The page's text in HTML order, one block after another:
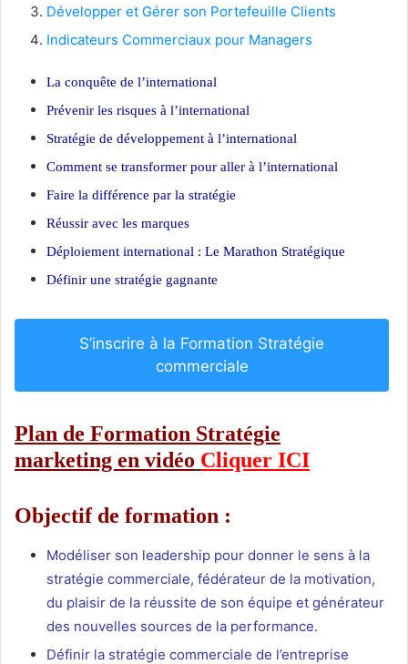
Développer et Gérer son Portefeuille Clients
Indicateurs Commerciaux pour Managers
La conquête de l’international
Prévenir les risques à l’international
Stratégie de développement à l’international
Comment se transformer pour aller à l’international
Faire la différence par la stratégie
Réussir avec les marques
Déploiement international : Le Marathon Stratégique
Définir une stratégie gagnante
S’inscrire à la Formation Stratégie
commerciale
Plan de Formation Stratégie
marketing en vidéo Cliquer ICI
Objectif de formation :
Modéliser son leadership pour donner le sens à la
stratégie commerciale, fédérateur de la motivation,
du plaisir de la réussite de son équipe et générateur
des nouvelles sources de la performance.
Définir la stratégie commerciale de l’entreprise